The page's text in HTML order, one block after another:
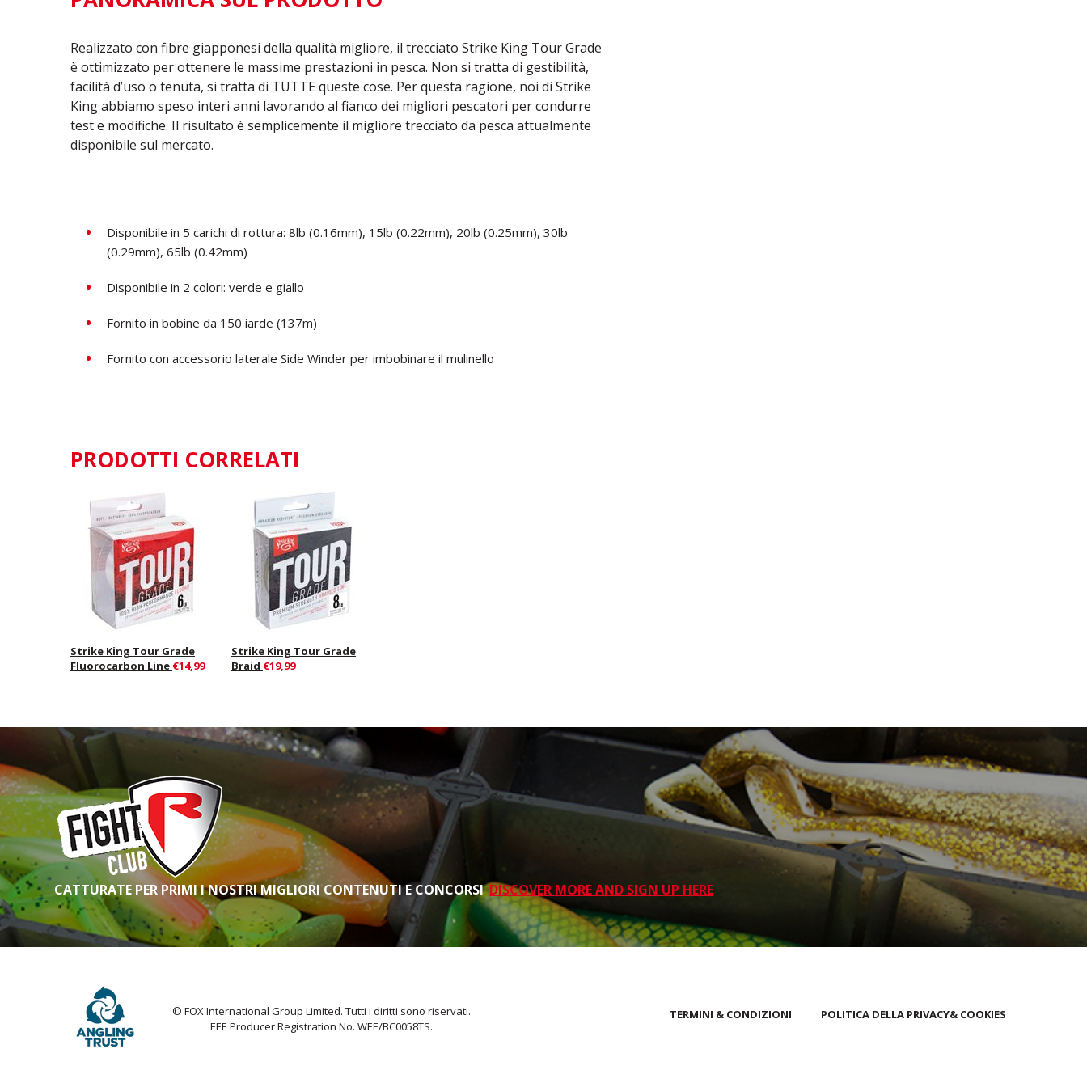
Realizzato con fibre giapponesi della qualità migliore, il trecciato Strike King Tour Grade
è ottimizzato per ottenere le massime prestazioni in pesca. Non si tratta di gestibilità,
facilità d’uso o tenuta, si tratta di TUTTE queste cose. Per questa ragione, noi di Strike
King abbiamo speso interi anni lavorando al fianco dei migliori pescatori per condurre
test e modifiche. Il risultato è semplicemente il migliore trecciato da pesca attualmente
disponibile sul mercato.
Disponibile in 5 carichi di rottura: 8lb (0.16mm), 15lb (0.22mm), 20lb (0.25mm), 30lb
(0.29mm), 65lb (0.42mm)
Disponibile in 2 colori: verde e giallo
Fornito in bobine da 150 iarde (137m)
Fornito con accessorio laterale Side Winder per imbobinare il mulinello
PRODOTTI CORRELATI
Strike King Tour Grade
Fluorocarbon Line €14,99
Strike King Tour Grade
Braid €19,99
CATTURATE PER PRIMI I NOSTRI MIGLIORI CONTENUTI E CONCORSIDISCOVER MORE AND SIGN UP HERE
© FOX International Group Limited. Tutti i diritti sono riservati.
EEE Producer Registration No. WEE/BC0058TS.
TERMINI & CONDIZIONI POLITICA DELLA PRIVACY& COOKIES